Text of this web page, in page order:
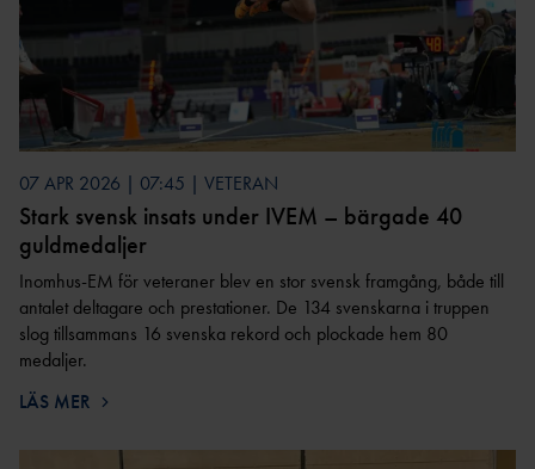
FRISKIS &
SVETTIS
VANDRIN
G
GÅN
G
MEDLEM I SVENSK
FRIIDROTT
STARTA
LEDIGA TJÄNSTER &
UPPDRAG
IDROTTSORGANISATIO
OM VÅRA NIO
DISTRIKT
INTERNATIONELLA
UPPDRAG
PRENUMERERA PÅ VÅRT
NYHETSBREV
KONTAKTA OSS
STYRELS
GRUNDUTBILDNING FÖR
TRÄNARE
FRIIDROTTSTRÄNARE
STEG 1
FRIIDROTTSTRÄNARE
FRIIDROTTSTRÄNARE
STEG 3
FRIIDROTTSTRÄNARE
STEG 4
LÖPLEDAR
E
RE
UTDRAG UR
BELASTNINGSREGISTRET
TRYGG
KOMMUNIKATION
SÄKER
FRIIDROTT
MATCHFIXNIN
G
ET
CERTIFIERIN
G
KONCEPTANLÄGGNINGAR
ELITANLÄGGNI
NG
FRIIDROTTSPLA
TS
NÄRIDROTTSPLA
TS
INOMHUS
07 APR 2026 | 07:45 | VETERAN
Stark svensk insats under IVEM – bärgade 40
guldmedaljer
Inomhus-EM för veteraner blev en stor svensk framgång, både till
antalet deltagare och prestationer. De 134 svenskarna i truppen
slog tillsammans 16 svenska rekord och plockade hem 80
medaljer.
LÄS MER